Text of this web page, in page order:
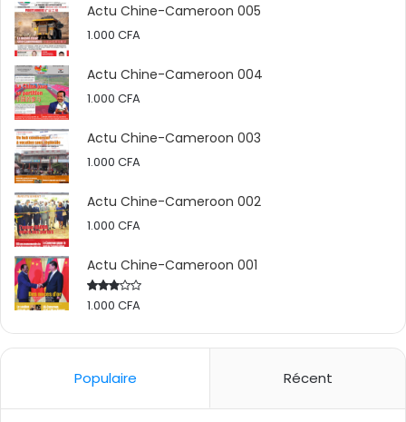
Actu Chine-Cameroon 005
1.000 CFA
Actu Chine-Cameroon 004
1.000 CFA
Actu Chine-Cameroon 003
1.000 CFA
Actu Chine-Cameroon 002
1.000 CFA
Actu Chine-Cameroon 001
Rated
1.000 CFA
Populaire Récent